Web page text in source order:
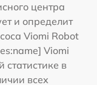
центра
и определит
Viomi Robot
Viomi
статистике в
всех